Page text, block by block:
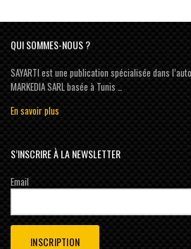
QUI SOMMES-NOUS ?
SAYARTI est une publication spécialisée dans
MARKEDIA SARL basée à Tunis …
En savoir plus
S’INSCRIRE À LA NEWSLETTER
Email